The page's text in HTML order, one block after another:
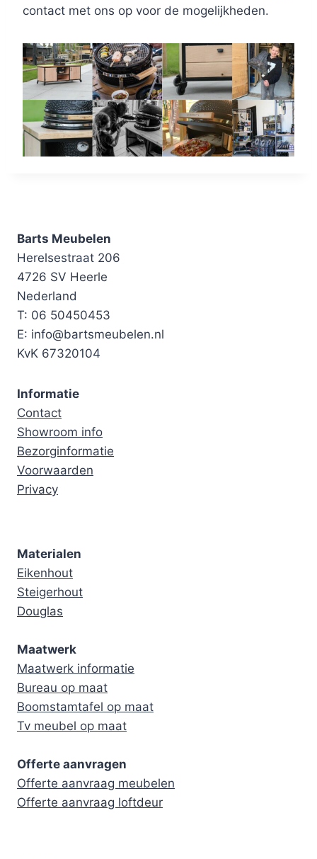
contact met ons op voor de mogelijkheden.
Barts Meubelen
Herelsestraat 206
4726 SV Heerle
Nederland
T: 06 50450453
E: info@bartsmeubelen.nl
KvK 67320104
Informatie
Contact
Showroom info
Bezorginformatie
Voorwaarden
Privacy
Materialen
Eikenhout
Steigerhout
Douglas
Maatwerk
Maatwerk informatie
Bureau op maat
Boomstamtafel op maat
Tv meubel op maat
Offerte aanvragen
Offerte aanvraag meubelen
Offerte aanvraag loftdeur